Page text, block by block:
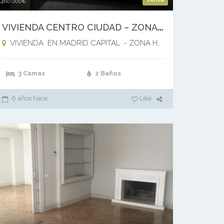
V
IVIENDA CENTRO CIUDAD – ZONA HUERTAS – LAS CORTES – MADRID CAPITAL
VIVIENDA EN MADRID CAPITAL - ZONA HUERTAS - LAS CORTES ,
3 Camas 2 Baños
6 años hace Like